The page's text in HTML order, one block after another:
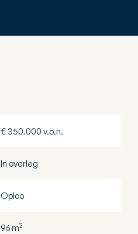
€ 350.000 v.o.n.
In overleg
Oploo
96 m2